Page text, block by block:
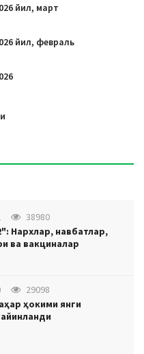
йил, март
йил, февраль
38980
Нархлар, навбатлар,
ва вакциналар
29098
ҳокими янги